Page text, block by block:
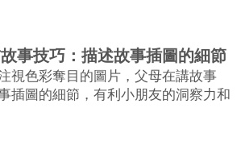
事技巧：描述故事插圖的細節
視色彩奪目的圖片，父母在講故事
插圖的細節，有利小朋友的洞察力和